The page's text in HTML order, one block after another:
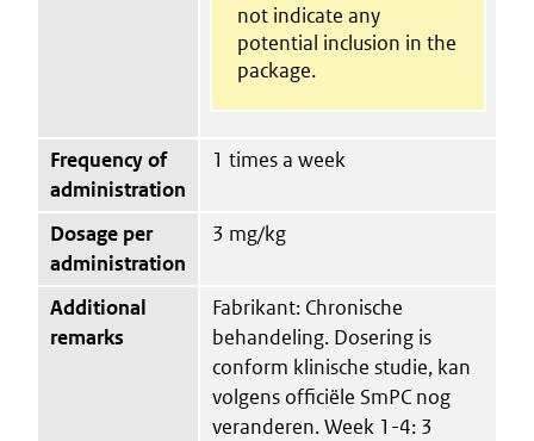
not indicate any
potential inclusion in the
package.
Frequency of
administration
1 times a week
Dosage per
administration
3 mg/kg
Additional
remarks
Fabrikant: Chronische
behandeling. Dosering is
conform klinische studie, kan
volgens officiële SmPC nog
veranderen. Week 1-4: 3